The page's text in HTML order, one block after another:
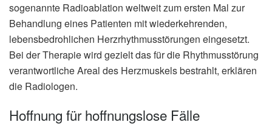
sogenannte Radioablation weltweit zum ersten Mal zur
Behandlung eines Patienten mit wiederkehrenden,
lebensbedrohlichen Herzrhythmusstörungen eingesetzt.
Bei der Therapie wird gezielt das für die Rhythmusstörung
verantwortliche Areal des Herzmuskels bestrahlt, erklären
die Radiologen.
Hoffnung für hoffnungslose Fälle